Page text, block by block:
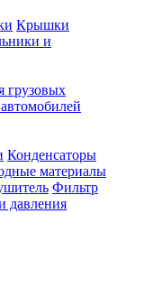
Крышки
и
грузовых
Конденсаторы
материалы
Фильтр
давления